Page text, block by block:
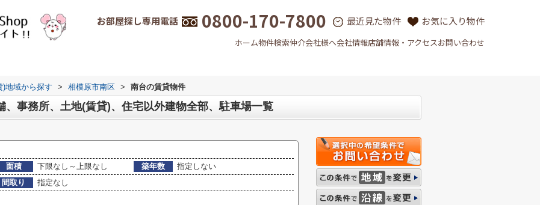
お部屋探し専用電話 0800-170-7800 最近見た物件 お気に入り物件
ホーム物件検索仲介会社様へ会社情報店舗情報・アクセスお問い合わせ
)地域から探す > 相模原市南区 > 南台の賃貸物件
、事務所、土地(賃貸)、住宅以外建物全部、駐車場一覧
面積 下限なし～上限なし 築年数
指定しない
間取り
指定なし